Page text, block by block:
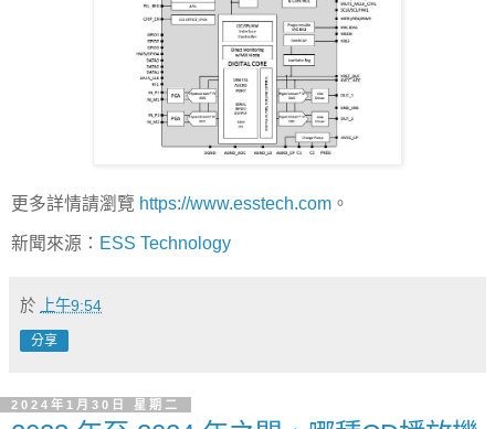
更多詳情請瀏覽 https://www.esstech.com 。
新聞來源： ESS Technology
於 上午9:54
分享
2024年1月30日 星期二